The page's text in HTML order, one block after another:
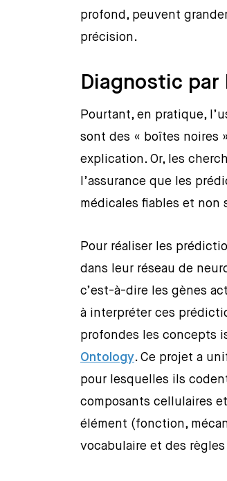
profond, peuvent
précision.
Diagnostic par
Pourtant, en pratique,
sont des « boîtes noires
explication. Or, les
l’assurance que les
médicales fiables et non
Pour réaliser les
dans leur réseau de
c’est-à-dire les gènes
à interpréter ces
profondes les concepts
Ontology. Ce projet a
pour lesquelles ils
composants cellulaires
élément (fonction,
vocabulaire et des